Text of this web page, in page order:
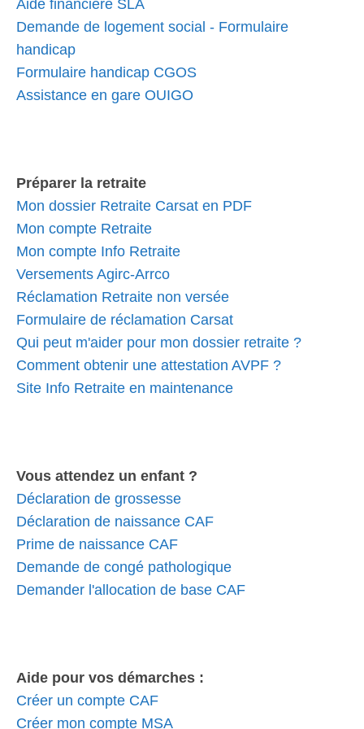
Aide financière SLA
Demande de logement social - Formulaire
handicap
Formulaire handicap CGOS
Assistance en gare OUIGO
Préparer la retraite
Mon dossier Retraite Carsat en PDF
Mon compte Retraite
Mon compte Info Retraite
Versements Agirc-Arrco
Réclamation Retraite non versée
Formulaire de réclamation Carsat
Qui peut m'aider pour mon dossier retraite ?
Comment obtenir une attestation AVPF ?
Site Info Retraite en maintenance
Vous attendez un enfant ?
Déclaration de grossesse
Déclaration de naissance CAF
Prime de naissance CAF
Demande de congé pathologique
Demander l'allocation de base CAF
Aide pour vos démarches :
Créer un compte CAF
Créer mon compte MSA